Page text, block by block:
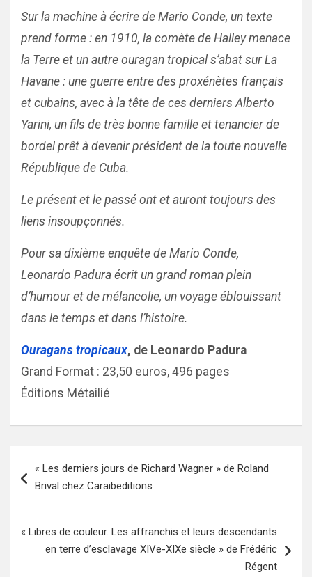
Sur la machine à écrire de Mario Conde, un texte
prend forme : en 1910, la comète de Halley menace
la Terre et un autre ouragan tropical s’abat sur La
Havane : une guerre entre des proxénètes français
et cubains, avec à la tête de ces derniers Alberto
Yarini, un fils de très bonne famille et tenancier de
bordel prêt à devenir président de la toute nouvelle
République de Cuba.
Le présent et le passé ont et auront toujours des
liens insoupçonnés.
Pour sa dixième enquête de Mario Conde,
Leonardo Padura écrit un grand roman plein
d’humour et de mélancolie, un voyage éblouissant
dans le temps et dans l’histoire.
Ouragans tropicaux, de Leonardo Padura
Grand Format : 23,50 euros, 496 pages
Éditions Métailié
de
« Les derniers jours de Richard Wagner » de Roland
Brival chez Caraibeditions
« Libres de couleur. Les affranchis et leurs descendants
en terre d’esclavage XIVe-XIXe siècle » de Frédéric
Régent